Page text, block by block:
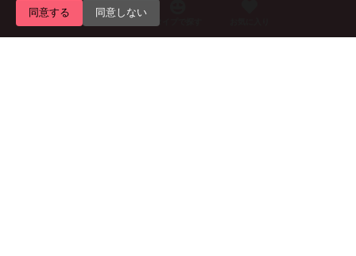
同意する 同意しない
エリアで探す